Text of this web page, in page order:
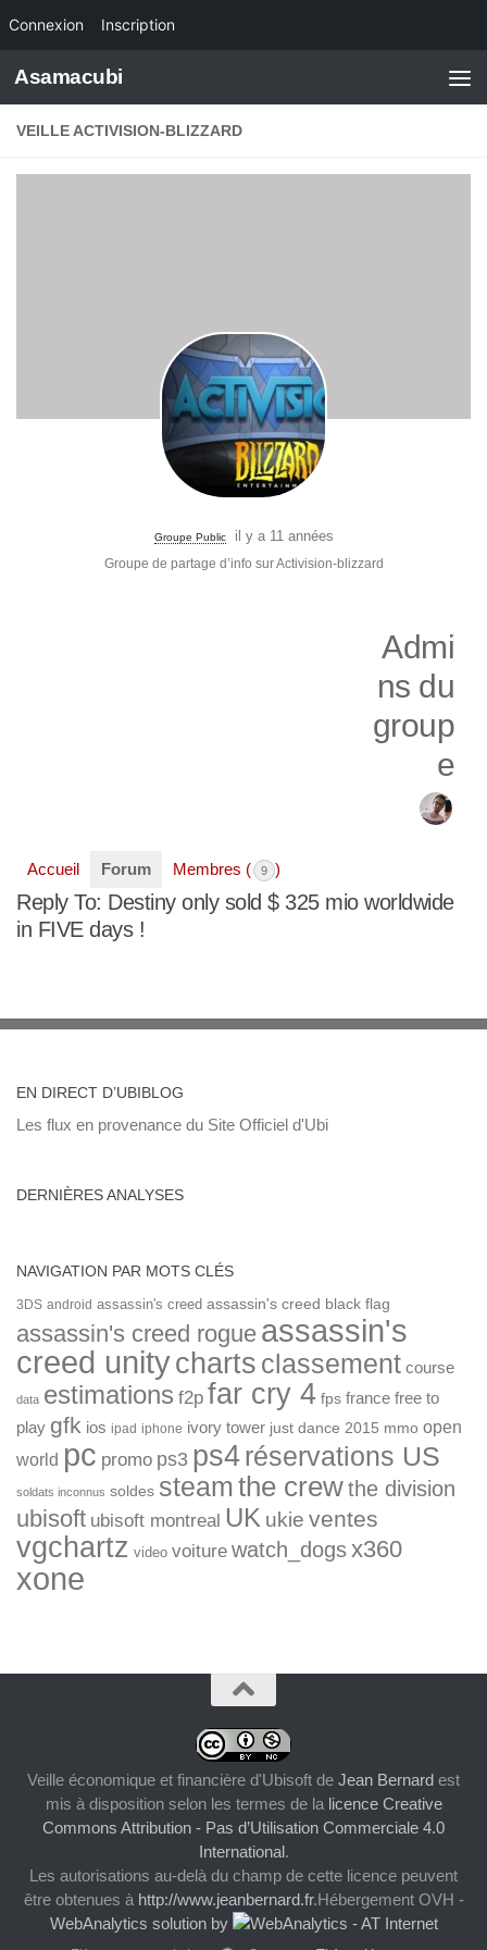
Connexion Inscription
Skip to content
Asamacubi
VEILLE ACTIVISION-BLIZZARD
Groupe Public il y a 11 années
Groupe de partage d’info sur Activision-blizzard
Admi
ns du
group
e
Accueil Forum Membres ( 9 )
Reply To: Destiny only sold $ 325 mio worldwide
in FIVE days !
EN DIRECT D’UBIBLOG
Les flux en provenance du Site Officiel d'Ubi
DERNIÈRES ANALYSES
NAVIGATION PAR MOTS CLÉS
3DS android assassin's creed assassin's creed black flag
assassin's creed rogue assassin's
creed unitycharts classement course
data estimations f2p far cry 4 fps france free to
play gfk ios ipad iphone ivory tower just dance 2015 mmo open
world pc promo ps3 ps4réservations US
soldats inconnus soldes steamthe crewthe division
ubisoft ubisoft montreal UK ukie ventes
vgchartz video voiture watch_dogsx360
xone
Veille économique et financière d'Ubisoft de Jean Bernard est
mis à disposition selon les termes de la licence Creative
Commons Attribution - Pas d’Utilisation Commerciale 4.0
International.
Les autorisations au-delà du champ de cette licence peuvent
être obtenues à http://www.jeanbernard.fr.Hébergement OVH -
WebAnalytics solution by